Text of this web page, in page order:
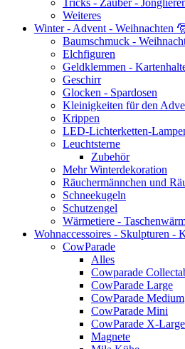
Weiteres
Winter - Advent - Weihnachten
Baumschmuck -
Elchfiguren
Geldklemmen -
Geschirr
Glocken - Spardosen
Kleinigkeiten für den
Krippen
LED-Lichterketten-
Leuchtsterne
Zubehör
Mehr Winterdekoration
Räuchermännchen und
Schneekugeln
Schutzengel
Wärmetiere -
Wohnaccessoires - Skulpturen -
CowParade
Alles
Cowparade
CowParade Large
CowParade Medium
CowParade Mini
CowParade X-Large
Magnete